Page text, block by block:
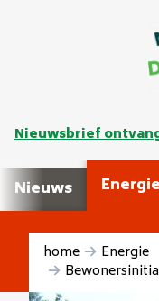
Nieuwsbrief
Nieuws Energie
home
Energie